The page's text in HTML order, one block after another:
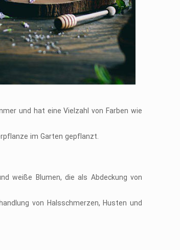
und hat eine Vielzahl von Farben wie
im Garten gepflanzt.
weiße Blumen, die als Abdeckung von
von Halsschmerzen, Husten und